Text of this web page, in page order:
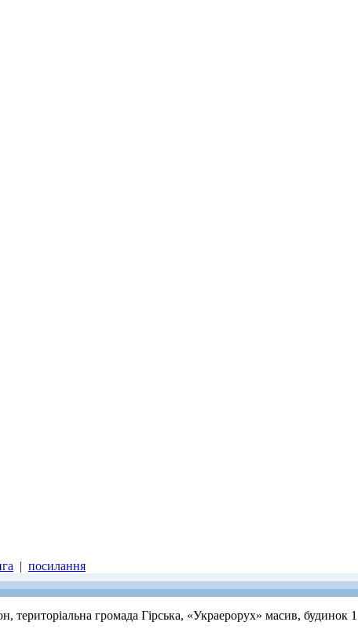
| посилання
територіальна громада Гірська, «Украерорух» масив, будинок 1